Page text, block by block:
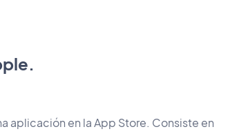
aplicación en la App Store. Consiste en